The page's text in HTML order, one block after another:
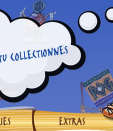
COLLECTIONNES
EXTRAS